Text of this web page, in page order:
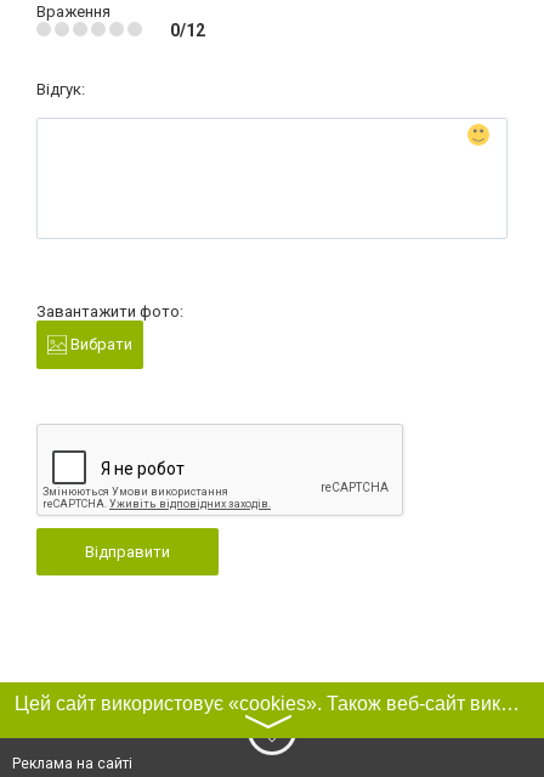
Враження
0/12
Відгук:
Завантажити фото:
Вибрати
Відправити
Цей сайт використовує «cookies». Також веб-сайт використовує інтернет-сервіс для збору технічних даних стосовно відвідувачів з метою отримання маркетингової та статистичної інформації. Умови обробки даних відвідувачів сайту див.
〉
Реклама на сайті